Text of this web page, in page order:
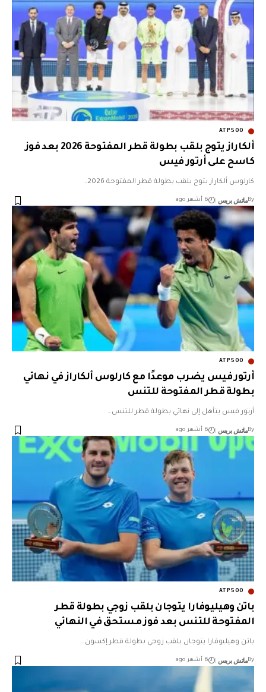
ATP500
ألكاراز يتوج بلقب بطولة قطر المفتوحة 2026 بعد فوز
كاسح على أرتور فيس
كارلوس ألكاراز يتوج بلقب بطولة قطر المفتوحة 2026…
Byماتش بريس 6 أشهر ago
ATP500
أرتور فيس يضرب موعدًا مع كارلوس ألكاراز في نهائي
بطولة قطر المفتوحة للتنس
أرتور فيس يتأهل إلى نهائي بطولة قطر للتنس…
Byماتش بريس 6 أشهر ago
ATP500
باتن وهيليوفارا يتوجان بلقب زوجي بطولة قطر
المفتوحة للتنس بعد فوز مستحق في النهائي
باتن وهيليوفارا يتوجان بلقب زوجي بطولة قطر إكسون…
Byماتش بريس 6 أشهر ago